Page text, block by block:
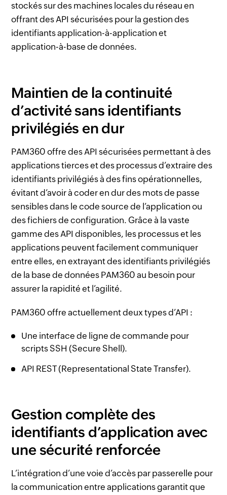
stockés sur des machines locales du réseau en
offrant des API sécurisées pour la gestion des
identifiants application-à-application et
application-à-base de données.
Maintien de la continuité
d’activité sans identifiants
privilégiés en dur
PAM360 offre des API sécurisées permettant à des
applications tierces et des processus d’extraire des
identifiants privilégiés à des fins opérationnelles,
évitant d’avoir à coder en dur des mots de passe
sensibles dans le code source de l’application ou
des fichiers de configuration. Grâce à la vaste
gamme des API disponibles, les processus et les
applications peuvent facilement communiquer
entre elles, en extrayant des identifiants privilégiés
de la base de données PAM360 au besoin pour
assurer la rapidité et l’agilité.
PAM360 offre actuellement deux types d’API :
Une interface de ligne de commande pour
scripts SSH (Secure Shell).
API REST (Representational State Transfer).
Gestion complète des
identifiants d’application avec
une sécurité renforcée
L’intégration d’une voie d’accès par passerelle pour
la communication entre applications garantit que